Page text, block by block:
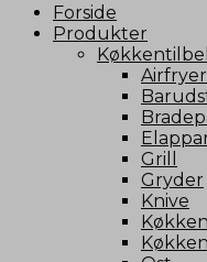
Forside
Produkter
Grill
Gryder
Knive